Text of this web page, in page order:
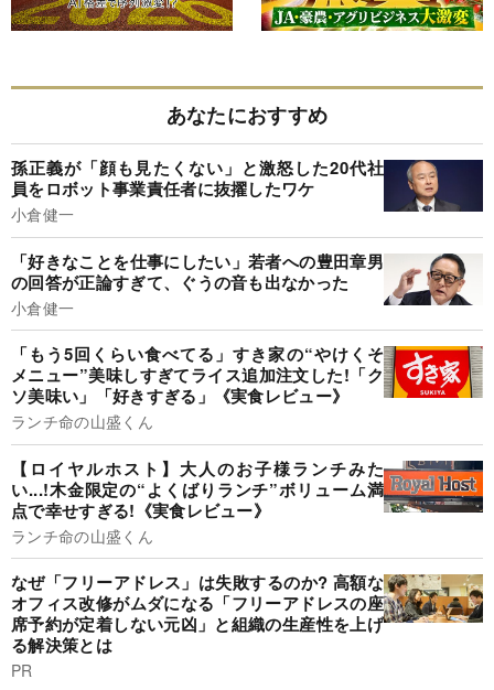
あなたにおすすめ
孫正義が「顔も見たくない」と激怒した20代社
員をロボット事業責任者に抜擢したワケ
小倉健一
「好きなことを仕事にしたい」若者への豊田章男
の回答が正論すぎて、ぐうの音も出なかった
小倉健一
「もう5回くらい食べてる」すき家の“やけくそ
メニュー”美味しすぎてライス追加注文した!「ク
ソ美味い」「好きすぎる」《実食レビュー》
ランチ命の山盛くん
【ロイヤルホスト】大人のお子様ランチみた
い...!木金限定の“よくばりランチ”ボリューム満
点で幸せすぎる!《実食レビュー》
ランチ命の山盛くん
なぜ「フリーアドレス」は失敗するのか? 高額な
オフィス改修がムダになる「フリーアドレスの座
席予約が定着しない元凶」と組織の生産性を上げ
る解決策とは
PR